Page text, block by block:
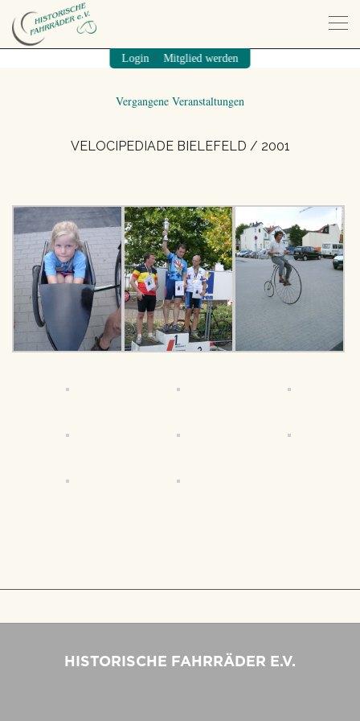
Login/Mitglied werden
Vergangene Veranstaltungen
VELOCIPEDIADE BIELEFELD / 2001
HISTORISCHE FAHRRÄDER E.V.